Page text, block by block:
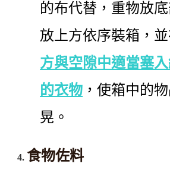
的布代替，重物放
放上方依序裝箱，
方與空隙中適當塞
的衣物 ，使箱中的
晃。
食物佐料